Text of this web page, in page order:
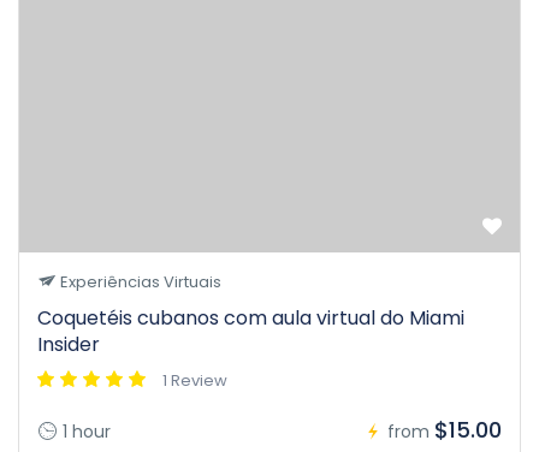
Experiências Virtuais
Coquetéis cubanos com aula virtual do Miami
Insider
1 Review
1 hour from $15.00